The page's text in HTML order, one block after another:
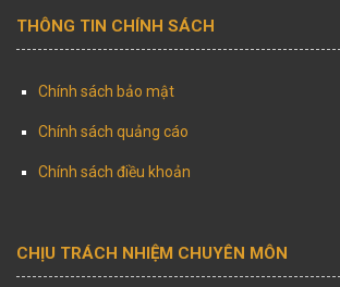
THÔNG TIN CHÍNH SÁCH
Chính sách bảo mật
Chính sách quảng cáo
Chính sách điều khoản
CHỊU TRÁCH NHIỆM CHUYÊN MÔN